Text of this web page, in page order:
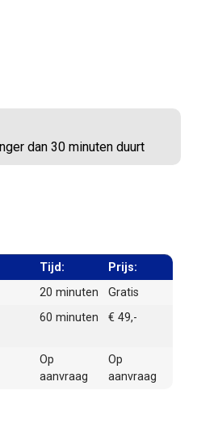
dan 30 minuten duurt
Tijd:
Prijs:
20 minuten
Gratis
60 minuten € 49,-
Op
aanvraag
Op
aanvraag